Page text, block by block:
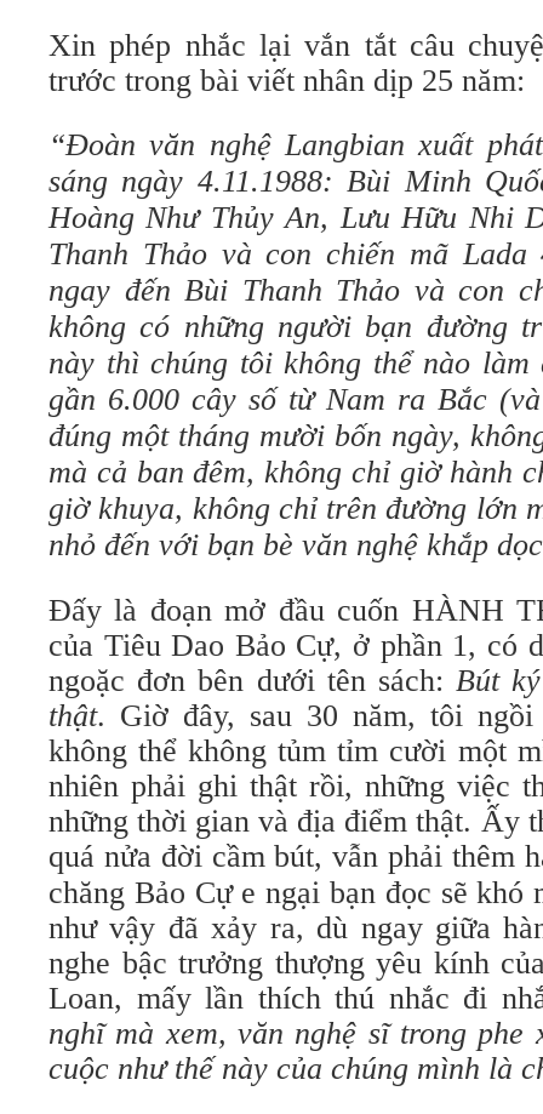
Xin phép nhắc lại vắn tắt câu
trước trong bài viết nhân dịp 25 năm:
“Đoàn văn nghệ Langbian xuất
sáng ngày 4.11.1988: Bùi Minh
Hoàng Như Thủy An, Lưu Hữu Nhi
Thanh Thảo và con chiến mã Lada
ngay đến Bùi Thanh Thảo và con
không có những người bạn đường
này thì chúng tôi không thể nào
gần 6.000 cây số từ Nam ra Bắc
đúng một tháng mười bốn ngày,
mà cả ban đêm, không chỉ giờ hành
giờ khuya, không chỉ trên đường lớn
nhỏ đến với bạn bè văn nghệ khắp
Đấy là đoạn mở đầu cuốn HÀNH
của Tiêu Dao Bảo Cự, ở phần 1, có
ngoặc đơn bên dưới tên sách: Bút
thật. Giờ đây, sau 30 năm, tôi
không thể không tủm tỉm cười một
nhiên phải ghi thật rồi, những việc
những thời gian và địa điểm thật. Ấy
quá nửa đời cầm bút, vẫn phải thêm
chăng Bảo Cự e ngại bạn đọc sẽ
như vậy đã xảy ra, dù ngay giữa
nghe bậc trưởng thượng yêu kính
Loan, mấy lần thích thú nhắc đi
nghĩ mà xem, văn nghệ sĩ trong phe
cuộc như thế này của chúng mình là